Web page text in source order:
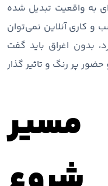
به واقعیت تبدیل شده
کاری آنلاین نمی‌توان
بدون اغراق باید گفت
پر رنگ و تاثیر گذار